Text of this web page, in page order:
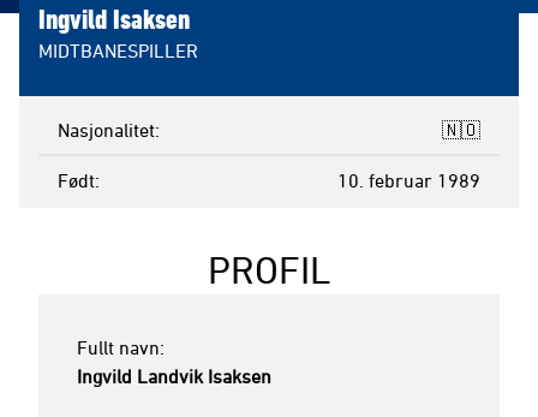
Ingvild Isaksen
MIDTBANESPILLER
Nasjonalitet 🇳🇴
Født 10. februar 1989
PROFIL
Ingvild Landvik Isaksen